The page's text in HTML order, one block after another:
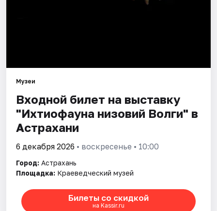
Музеи
Входной билет на выставку
"Ихтиофауна низовий Волги" в
Астрахани
6 декабря 2026 • воскресенье • 10:00
Город: Астрахань
Площадка: Краеведческий музей
Билеты со скидкой
на Kassir.ru